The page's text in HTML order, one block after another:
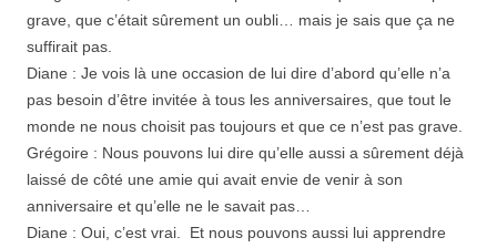
grave, que c’était sûrement un oubli… mais je sais que ça ne
suffirait pas.
Diane : Je vois là une occasion de lui dire d’abord qu’elle n’a
pas besoin d’être invitée à tous les anniversaires, que tout le
monde ne nous choisit pas toujours et que ce n’est pas grave.
Grégoire : Nous pouvons lui dire qu’elle aussi a sûrement déjà
laissé de côté une amie qui avait envie de venir à son
anniversaire et qu’elle ne le savait pas…
Diane : Oui, c’est vrai. Et nous pouvons aussi lui apprendre